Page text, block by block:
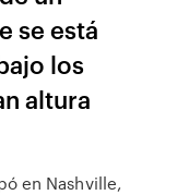
se está
los
altura
en Nashville,